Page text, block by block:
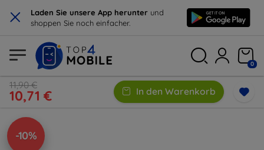
× Laden Sie unsere App herunter und
shoppen Sie noch einfacher.
0
11,90 €
10,71 € In den Warenkorb
-10%